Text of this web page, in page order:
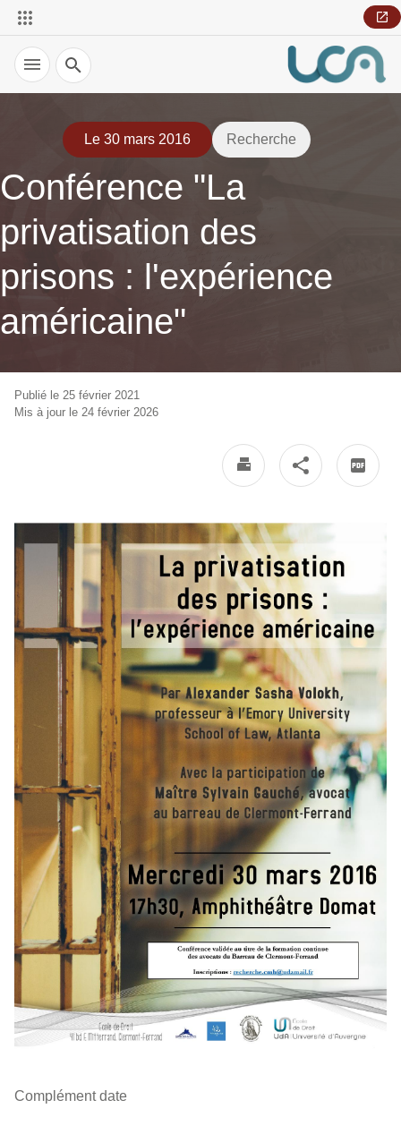
Recherche
Le 30 mars 2016 Recherche
Conférence "La
privatisation des
prisons : l'expérience
américaine"
Publié le 25 février 2021
Mis à jour le 24 février 2026
Complément date